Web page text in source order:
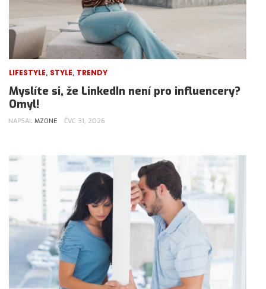
LIFESTYLE, STYLE, TRENDY
Myslíte si, že LinkedIn není pro influencery?
Omyl!
NAPSAL MZONE ČVC 31, 2026